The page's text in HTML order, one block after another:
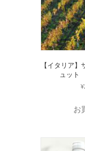
【イタリア
ュッ
¥
お